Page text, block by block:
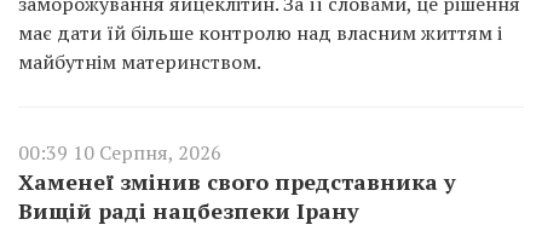
має дати їй більше контролю над власним життям і
майбутнім материнством.
00:39 10 Серпня, 2026
Хаменеї змінив свого представника у
Вищій раді нацбезпеки Ірану